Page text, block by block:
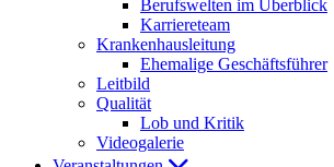
Berufswelten im Überblick
Karriereteam
Krankenhausleitung
Ehemalige Geschäftsführer
Leitbild
Qualität
Lob und Kritik
Videogalerie